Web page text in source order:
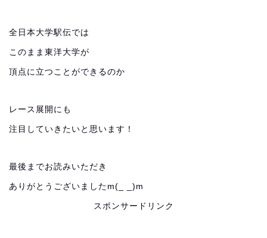
全日本大学駅伝では
このまま東洋大学が
頂点に立つことができるのか
レース展開にも
注目していきたいと思います！
最後までお読みいただき
ありがとうございましたm(_ _)m
スポンサードリンク